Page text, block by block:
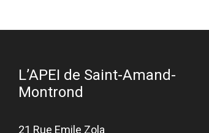
L’APEI de Saint-Amand-
Montrond
21 Rue Emile Zola